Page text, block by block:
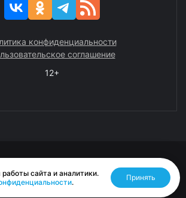
конфиденциальности
соглашение
12+
сайта и аналитики.
.
Принять